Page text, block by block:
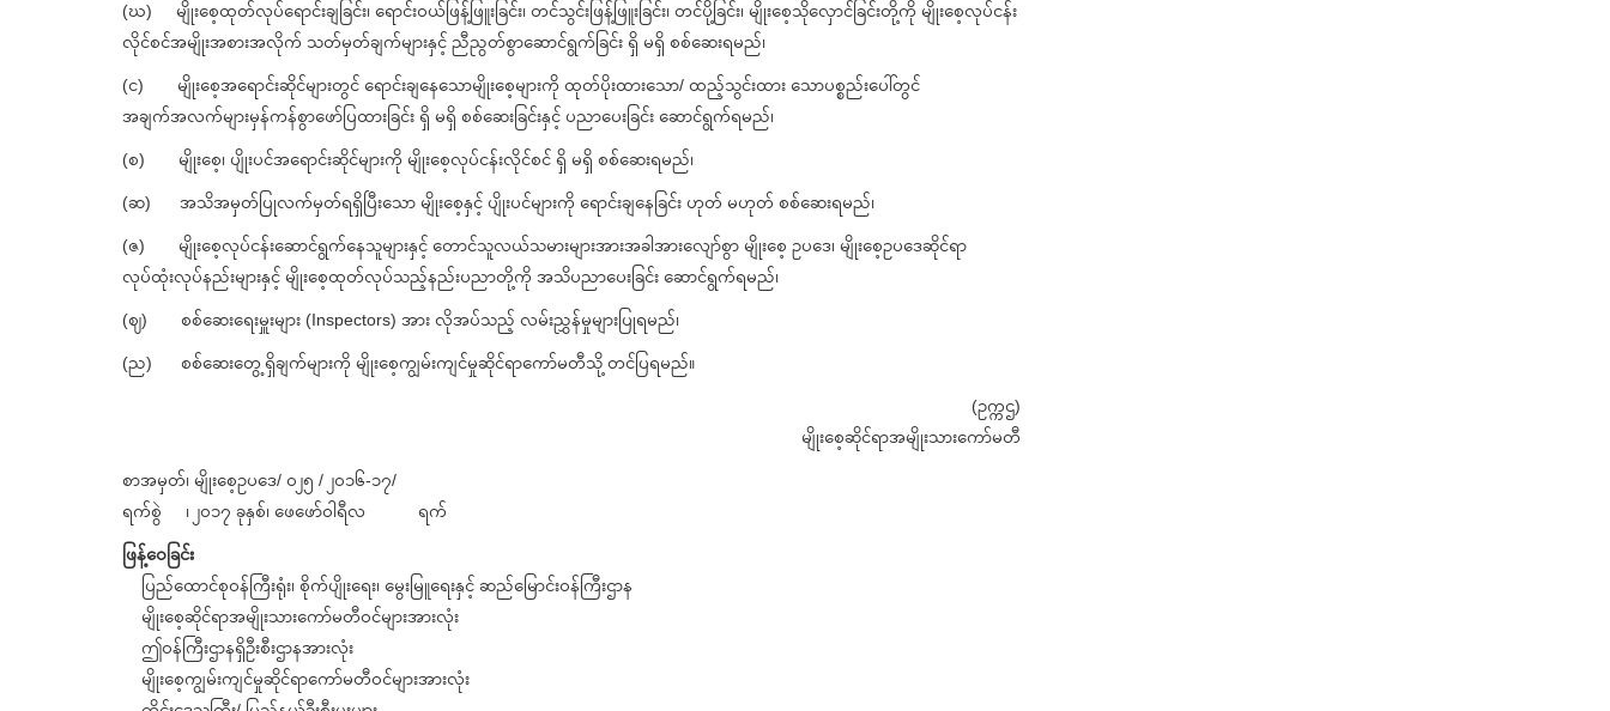
(ဃ) မျိုးစေ့ထုတ်လုပ်ရောင်းချခြင်း၊ ရောင်းဝယ်ဖြန့်ဖြူးခြင်း၊ တင်သွင်းဖြန့်ဖြူးခြင်း၊ တင်ပို့ခြင်း၊ မျိုးစေ့သိုလှောင်ခြင်းတို့ကို မျိုးစေ့လုပ်ငန်း
လိုင်စင်အမျိုးအစားအလိုက် သတ်မှတ်ချက်များနှင့် ညီညွတ်စွာဆောင်ရွက်ခြင်း ရှိ မရှိ စစ်ဆေးရမည်၊
(င) မျိုးစေ့အရောင်းဆိုင်များတွင် ရောင်းချနေသောမျိုးစေ့များကို ထုတ်ပိုးထားသော/ ထည့်သွင်းထား သောပစ္စည်းပေါ်တွင်
အချက်အလက်များမှန်ကန်စွာဖော်ပြထားခြင်း ရှိ မရှိ စစ်ဆေးခြင်းနှင့် ပညာပေးခြင်း ဆောင်ရွက်ရမည်၊
(စ) မျိုးစေ့၊ ပျိုးပင်အရောင်းဆိုင်များကို မျိုးစေ့လုပ်ငန်းလိုင်စင် ရှိ မရှိ စစ်ဆေးရမည်၊
(ဆ) အသိအမှတ်ပြုလက်မှတ်ရရှိပြီးသော မျိုးစေ့နှင့် ပျိုးပင်များကို ရောင်းချနေခြင်း ဟုတ် မဟုတ် စစ်ဆေးရမည်၊
(ဇ) မျိုးစေ့လုပ်ငန်းဆောင်ရွက်နေသူများနှင့် တောင်သူလယ်သမားများအားအခါအားလျော်စွာ မျိုးစေ့ ဥပဒေ၊ မျိုးစေ့ဥပဒေဆိုင်ရာ
လုပ်ထုံးလုပ်နည်းများနှင့် မျိုးစေ့ထုတ်လုပ်သည့်နည်းပညာတို့ကို အသိပညာပေးခြင်း ဆောင်ရွက်ရမည်၊
(ဈ) စစ်ဆေးရေးမှူးများ (Inspectors) အား လိုအပ်သည့် လမ်းညွှန်မှုများပြုရမည်၊
(ည) စစ်ဆေးတွေ့ရှိချက်များကို မျိုးစေ့ကျွမ်းကျင်မှုဆိုင်ရာကော်မတီသို့ တင်ပြရမည်။
(ဥက္ကဌ)
မျိုးစေ့ဆိုင်ရာအမျိုးသားကော်မတီ
စာအမှတ်၊ မျိုးစေ့ဥပဒေ/ ၀၂၅ / ၂၀၁၆-၁၇/
ရက်စွဲ ၊ ၂၀၁၇ ခုနှစ်၊ ဖေဖော်ဝါရီလ ရက်
ဖြန့်ဝေခြင်း
ပြည်ထောင်စုဝန်ကြီးရုံး၊ စိုက်ပျိုးရေး၊ မွေးမြူရေးနှင့် ဆည်မြောင်းဝန်ကြီးဌာန
မျိုးစေ့ဆိုင်ရာအမျိုးသားကော်မတီဝင်များအားလုံး
ဤဝန်ကြီးဌာနရှိဦးစီးဌာနအားလုံး
မျိုးစေ့ကျွမ်းကျင်မှုဆိုင်ရာကော်မတီဝင်များအားလုံး